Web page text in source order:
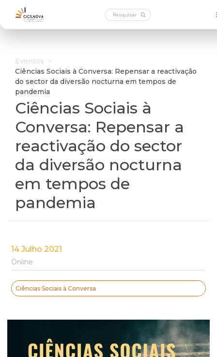
Eventos >
Ciências Sociais à Conversa: Repensar a reactivação
do sector da diversão nocturna em tempos de
pandemia
Ciências Sociais à
Conversa: Repensar a
reactivação do sector
da diversão nocturna
em tempos de
pandemia
14 Julho 2021
Online
Ciências Sociais à Conversa